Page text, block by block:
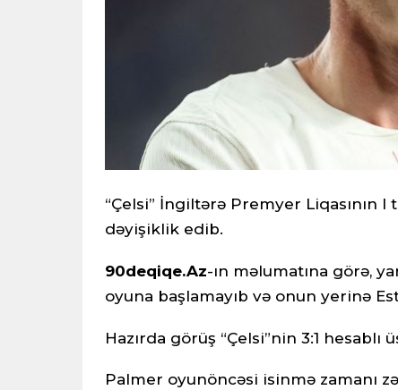
“Çelsi” İngiltərə Premyer Liqasının
dəyişiklik edib.
90deqiqe.Az-ın məlumatına görə,
oyuna başlamayıb və onun yerinə
Hazırda görüş “Çelsi”nin 3:1
Palmer oyunöncəsi isinmə zamanı